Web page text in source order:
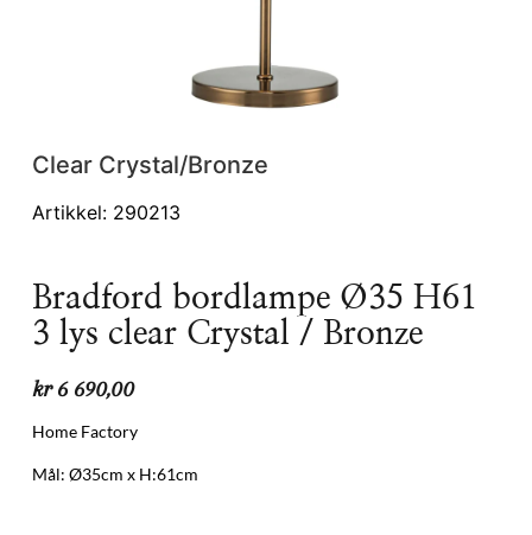
Clear Crystal/Bronze
Artikkel: 290213
Bradford bordlampe Ø35 H61
3 lys clear Crystal / Bronze
kr6 690,00
Home Factory
Mål: Ø35cm x H:61cm